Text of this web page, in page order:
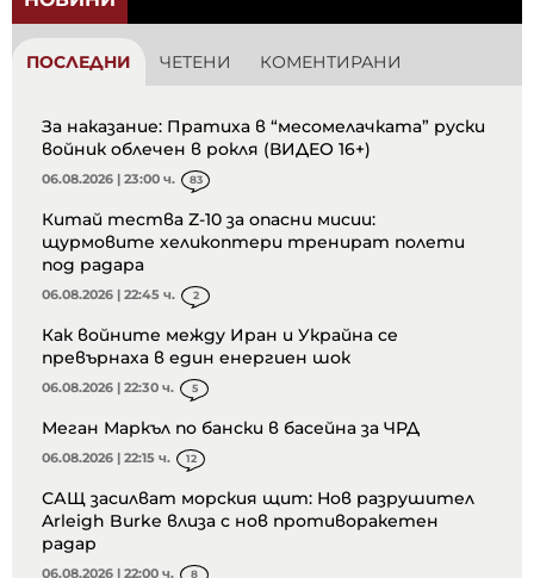
ПОСЛЕДНИ ЧЕТЕНИ КОМЕНТИРАНИ
За наказание: Пратиха в “месомелачката” руски
войник облечен в рокля (ВИДЕО 16+)
06.08.2026 | 23:00 ч. 83
Китай тества Z-10 за опасни мисии:
щурмовите хеликоптери тренират полети
под радара
06.08.2026 | 22:45 ч. 2
Как войните между Иран и Украйна се
превърнаха в един енергиен шок
06.08.2026 | 22:30 ч. 5
Меган Маркъл по бански в басейна за ЧРД
06.08.2026 | 22:15 ч. 12
САЩ засилват морския щит: Нов разрушител
Arleigh Burke влиза с нов противоракетен
радар
06.08.2026 | 22:00 ч. 8